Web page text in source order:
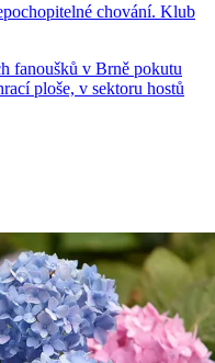
chování. Klub
fanoušků v Brně pokutu
ploše, v sektoru hostů